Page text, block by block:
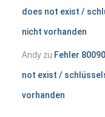
does not exist /
nicht vorhanden
Andyzu Fehler
not exist /
vorhanden